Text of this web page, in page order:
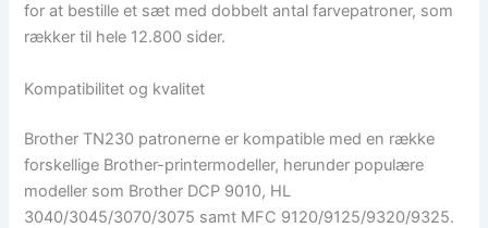
for at bestille et sæt med dobbelt antal farvepatroner, som
rækker til hele 12.800 sider.
Kompatibilitet og kvalitet
Brother TN230 patronerne er kompatible med en række
forskellige Brother-printermodeller, herunder populære
modeller som Brother DCP 9010, HL
3040/3045/3070/3075 samt MFC 9120/9125/9320/9325.